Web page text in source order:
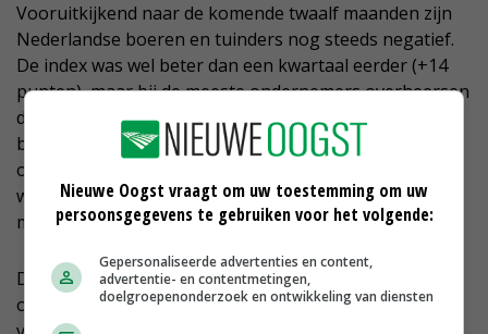
Vooruitkijkend naar de komende twaalf maanden zijn
Nederlandse boeren en tuinders nog steeds negatief.
De index was wel beter dan een kwartaal eerder (+14
punten), maar bij de meeste ondernemers overheersen
de zorgen over de nabije toekomst. De totale index
bleef namelijk negatief (-17 punten). Ondanks dat veel
ondernemers verwachten dat de opbrengstprijzen
weer zullen herstellen (+29 punten), blijft de
meerderheid nog negatief (-17 punten).
Dezelfde ontwikkeling is te zien in de indicatoren
omzet, winst en productie. Alleen de kosten zullen wel
Nieuwe Oogst vraagt om uw toestemming om uw
persoonsgegevens te gebruiken voor het volgende:
Gepersonaliseerde advertenties en content,
advertentie- en contentmetingen,
doelgroepenonderzoek en ontwikkeling van diensten